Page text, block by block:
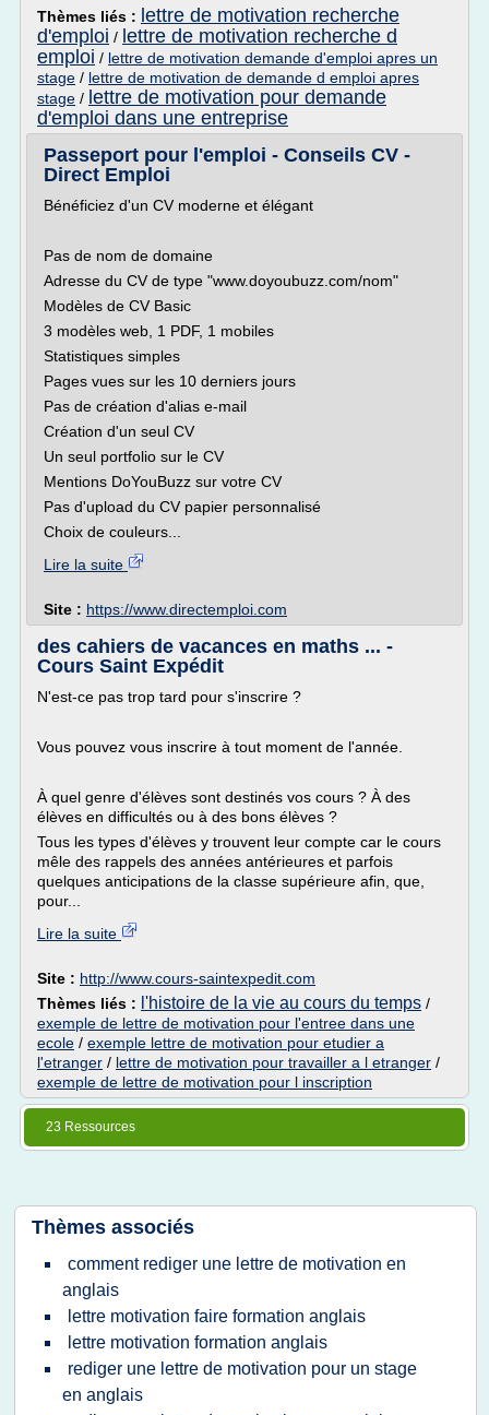
Thèmes liés : lettre de motivation recherche
d'emploi / lettre de motivation recherche d
emploi / lettre de motivation demande d'emploi apres un
stage / lettre de motivation de demande d emploi apres
stage / lettre de motivation pour demande
d'emploi dans une entreprise
Passeport pour l'emploi - Conseils CV -
Direct Emploi
Bénéficiez d'un CV moderne et élégant
Pas de nom de domaine
Adresse du CV de type "www.doyoubuzz.com/nom"
Modèles de CV Basic
3 modèles web, 1 PDF, 1 mobiles
Statistiques simples
Pages vues sur les 10 derniers jours
Pas de création d'alias e-mail
Création d'un seul CV
Un seul portfolio sur le CV
Mentions DoYouBuzz sur votre CV
Pas d'upload du CV papier personnalisé
Choix de couleurs...
Lire la suite
Site : https://www.directemploi.com
des cahiers de vacances en maths ... -
Cours Saint Expédit
N'est-ce pas trop tard pour s'inscrire ?
Vous pouvez vous inscrire à tout moment de l'année.
À quel genre d'élèves sont destinés vos cours ? À des
élèves en difficultés ou à des bons élèves ?
Tous les types d'élèves y trouvent leur compte car le cours
mêle des rappels des années antérieures et parfois
quelques anticipations de la classe supérieure afin, que,
pour...
Lire la suite
Site : http://www.cours-saintexpedit.com
Thèmes liés : l'histoire de la vie au cours du temps /
exemple de lettre de motivation pour l'entree dans une
ecole / exemple lettre de motivation pour etudier a
l'etranger / lettre de motivation pour travailler a l etranger /
exemple de lettre de motivation pour l inscription
23 Ressources
Thèmes associés
comment rediger une lettre de motivation en
anglais
lettre motivation faire formation anglais
lettre motivation formation anglais
rediger une lettre de motivation pour un stage
en anglais